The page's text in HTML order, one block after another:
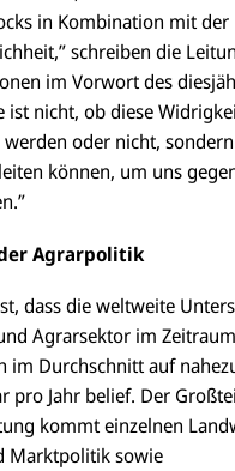
in Kombination mit der
schreiben die
im Vorwort des
ist nicht, ob diese
oder nicht,
können, um uns
Agrarpolitik
dass die weltweite
Agrarsektor im
im Durchschnitt auf
pro Jahr belief. Der
kommt einzelnen
Marktpolitik sowie